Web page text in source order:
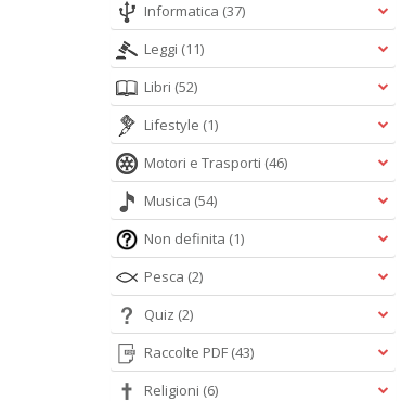
Informatica (37)
Leggi (11)
Libri (52)
Lifestyle (1)
Motori e Trasporti (46)
Musica (54)
Non definita (1)
Pesca (2)
Quiz (2)
Raccolte PDF (43)
Religioni (6)